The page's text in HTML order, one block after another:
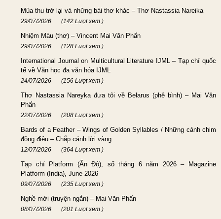
Mùa thu trở lại và những bài thơ khác – Thơ Nastassia Nareika
29/07/2026 (142 Lượt xem )
Nhiệm Màu (thơ) – Vincent Mai Văn Phấn
29/07/2026 (128 Lượt xem )
International Journal on Multicultural Literature IJML – Tạp chí quốc
tế về Văn học đa văn hóa IJML
24/07/2026 (156 Lượt xem )
Thơ Nastassia Nareyka đưa tôi về Belarus (phê bình) – Mai Văn
Phấn
22/07/2026 (208 Lượt xem )
Bards of a Feather – Wings of Golden Syllables / Những cánh chim
đồng điệu – Chắp cánh lời vàng
12/07/2026 (364 Lượt xem )
Tạp chí Platform (Ấn Độ), số tháng 6 năm 2026 – Magazine
Platform (India), June 2026
09/07/2026 (235 Lượt xem )
Nghề mới (truyện ngắn) – Mai Văn Phấn
08/07/2026 (201 Lượt xem )